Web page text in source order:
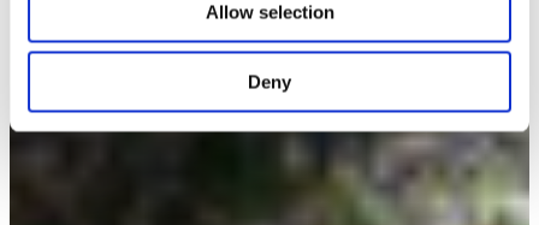
Allow selection
Deny